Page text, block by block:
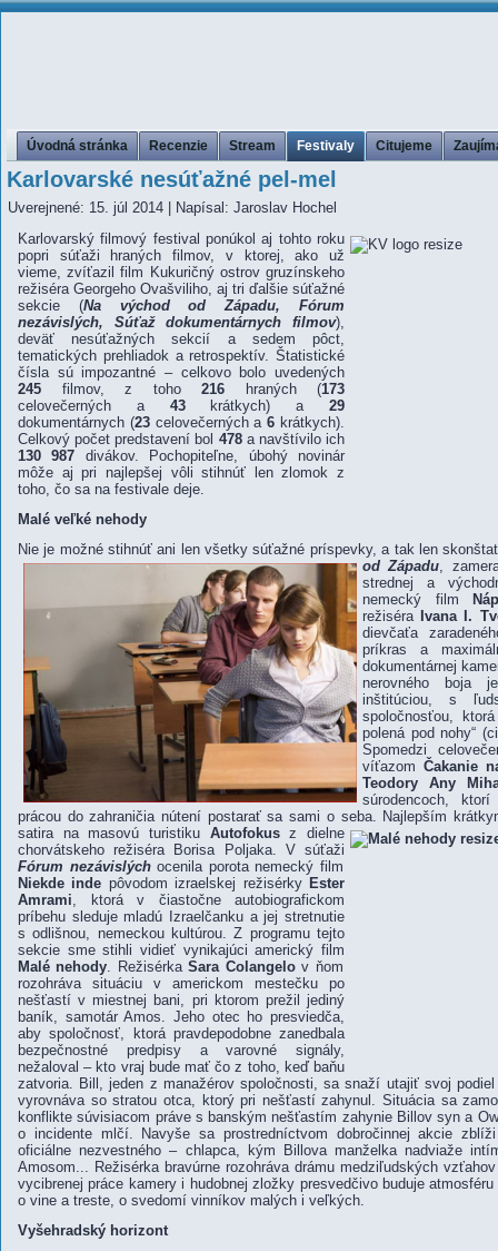
Úvodná stránka Recenzie Stream Festivaly Citujeme
Karlovarské nesúťažné pel-mel
Uverejnené: 15. júl 2014
Napísal: Jaroslav Hochel
Karlovarský filmový festival ponúkol aj tohto roku
popri súťaži hraných filmov, v ktorej, ako už
vieme, zvíťazil film Kukuričný ostrov gruzínskeho
režiséra Georgeho Ovašviliho, aj tri ďalšie súťažné
sekcie (Na východ od Západu, Fórum
nezávislých, Súťaž dokumentárnych filmov),
deväť nesúťažných sekcií a sedem pôct,
tematických prehliadok a retrospektív. Štatistické
čísla sú impozantné – celkovo bolo uvedených
245 filmov, z toho 216 hraných (173
celovečerných a 43krátkych) a29
dokumentárnych (23celovečerných a6 krátkych).
Celkový počet predstavení bol 478a navštívilo ich
130 987 divákov. Pochopiteľne, úbohý novinár
môže aj pri najlepšej vôli stihnúť len zlomok z
toho, čo sa na festivale deje.
Malé veľké nehody
Nie je možné stihnúť ani len všetky súťažné príspevky, a tak len
od Západu,
strednej a
nemecký film
režiséra Ivana I.
dievčaťa
príkras a
dokumentárnej
nerovného boja
inštitúciou, s
spoločnosťou,
polená pod nohy“
Spomedzi
víťazomČakanie
Teodory Any
súrodencoch,
prácou do zahraničia nútení postarať sa sami o seba. Najlepším
satira na masovú turistiku Autofokusz dielne
chorvátskeho režiséra Borisa Poljaka. V súťaži
Fórum nezávislýchocenila porota nemecký film
Niekde inde pôvodom izraelskej režisérkyEster
Amrami, ktorá v čiastočne autobiografickom
príbehu sleduje mladú Izraelčanku a jej stretnutie
s odlišnou, nemeckou kultúrou. Z programu tejto
sekcie sme stihli vidieť vynikajúci americký film
Malé nehody. RežisérkaSara Colangelov ňom
rozohráva situáciu v americkom mestečku po
nešťastí v miestnej bani, pri ktorom prežil jediný
baník, samotár Amos. Jeho otec ho presviedča,
aby spoločnosť, ktorá pravdepodobne zanedbala
bezpečnostné predpisy a varovné signály,
nežaloval – kto vraj bude mať čo z toho, keď baňu
zatvoria. Bill, jeden z manažérov spoločnosti, sa snaží utajiť svoj
vyrovnáva so stratou otca, ktorý pri nešťastí zahynul. Situácia sa
konflikte súvisiacom práve s banským nešťastím zahynie Billov syn a
o incidente mlčí. Navyše sa prostredníctvom dobročinnej akcie
oficiálne nezvestného – chlapca, kým Billova manželka nadviaže
Amosom... Režisérka bravúrne rozohráva drámu medziľudských
vycibrenej práce kamery i hudobnej zložky presvedčivo buduje
o vine a treste, o svedomí vinníkov malých i veľkých.
Vyšehradský horizont